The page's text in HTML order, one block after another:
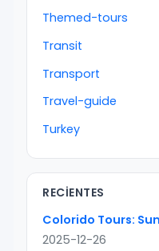
Themed-tours
Transit
Transport
Travel-guide
Turkey
RECIENTES
2025-12-26